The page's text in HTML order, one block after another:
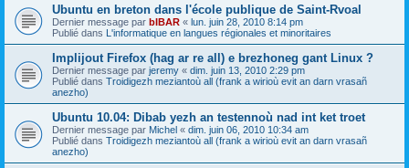
Ubuntu en breton dans l'école publique de Saint-Rvoal
Dernier message par bIBAR « lun. juin 28, 2010 8:14 pm
Publié dans L'informatique en langues régionales et minoritaires
Implijout Firefox (hag ar re all) e brezhoneg gant Linux ?
Dernier message par jeremy « dim. juin 13, 2010 2:29 pm
Publié dans Troidigezh meziantoù all (frank a wirioù evit an darn vrasañ
anezho)
Ubuntu 10.04: Dibab yezh an testennoù nad int ket troet
Dernier message par Michel « dim. juin 06, 2010 10:34 am
Publié dans Troidigezh meziantoù all (frank a wirioù evit an darn vrasañ
anezho)